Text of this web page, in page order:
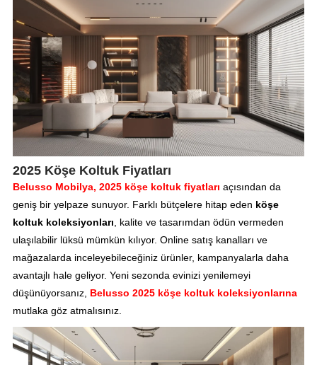
2025 Köşe Koltuk Fiyatları
Belusso Mobilya, 2025 köşe koltuk fiyatları açısından da
geniş bir yelpaze sunuyor. Farklı bütçelere hitap eden köşe
koltuk koleksiyonları , kalite ve tasarımdan ödün vermeden
ulaşılabilir lüksü mümkün kılıyor. Online satış kanalları ve
mağazalarda inceleyebileceğiniz ürünler, kampanyalarla daha
avantajlı hale geliyor. Yeni sezonda evinizi yenilemeyi
düşünüyorsanız, Belusso 2025 köşe koltuk koleksiyonlarına
mutlaka göz atmalısınız.